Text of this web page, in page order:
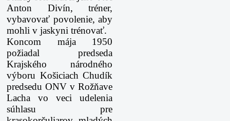
Anton Divín, tréner,
vybavovať povolenie, aby
mohli v jaskyni trénovať.
Koncom mája 1950
požiadal predseda
Krajského národného
výboru Košiciach Chudík
predsedu ONV v Rožňave
Lacha vo veci udelenia
súhlasu pre